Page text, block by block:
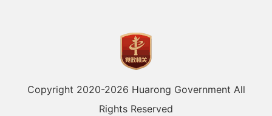
Copyright 2020-2026 Huarong Government All
Rights Reserved